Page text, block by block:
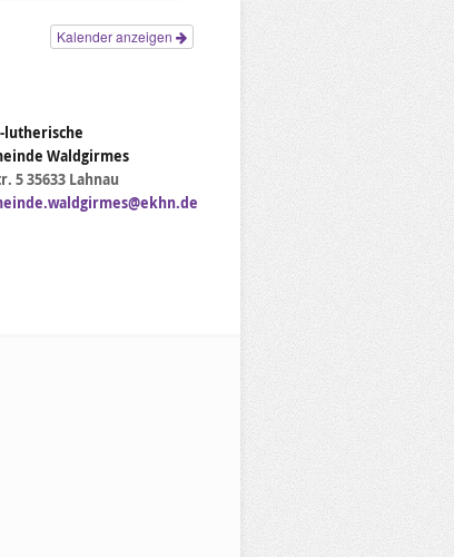
Kalender anzeigen
lutherische
Waldgirmes
5 35633 Lahnau